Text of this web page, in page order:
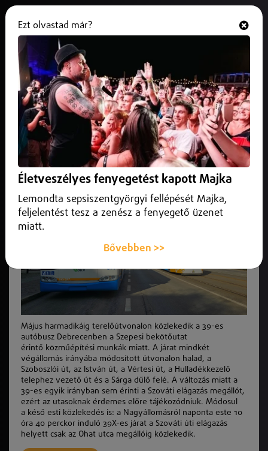
Május harmadikáig
terelőútvonalon közlekedik a 39-
es autóbusz
2026. április 16. Debrecen
Módosul a késő esti közlekedés is.
Május harmadikáig terelőútvonalon közlekedik a 39-es
autóbusz Debrecenben a Szepesi bekötőutat
érintő közműépítési munkák miatt. A járat mindkét
végállomás irányába módosított útvonalon halad, a
Szoboszlói út, az István út, a Vértesi út, a Hulladékkezelő
telephez vezető út és a Sárga dűlő felé. A változás miatt a
39-es egyik irányban sem érinti a Szováti elágazás megállót,
ezért az utasoknak érdemes előre tájékozódniuk. Módosul
a késő esti közlekedés is: a Nagyállomásról naponta este 10
óra 40 perckor induló 39X-es járat a Szováti úti elágazás
helyett csak az Ohat utca megállóig közlekedik.
Ezt olvastad már?
Életveszélyes fenyegetést kapott Majka
Lemondta sepsiszentgyörgyi fellépését Majka,
feljelentést tesz a zenész a fenyegető üzenet
miatt.
Bővebben >>